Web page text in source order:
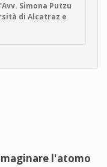
Simona Putzu
di Alcatraz e
l'atomo